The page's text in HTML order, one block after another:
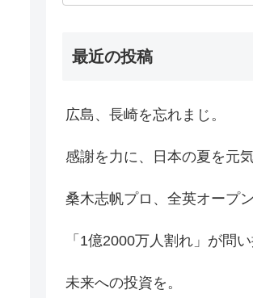
最近の投稿
広島、長崎を忘れまじ。
感謝を力に、日本の夏を元気
桑木志帆プロ、全英オープン
「1億2000万人割れ」が問
未来への投資を。